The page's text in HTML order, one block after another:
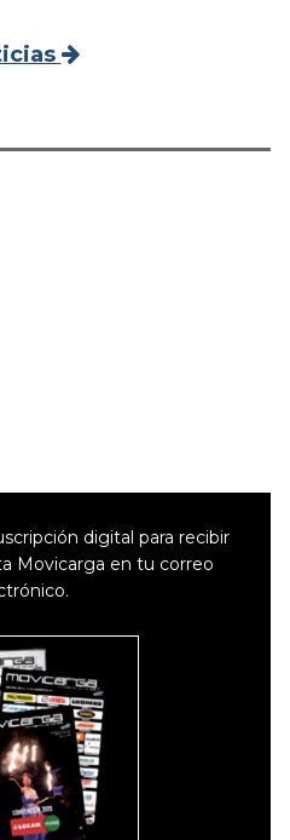
digital para recibir
Movicarga en tu correo